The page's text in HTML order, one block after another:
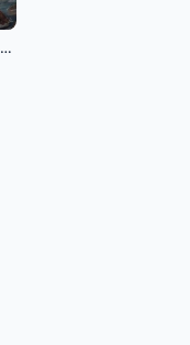
末世洪潮，我有无限空间